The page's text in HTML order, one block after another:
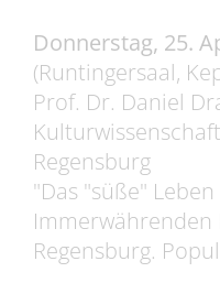
Donnerstag, 25.
(Runtingersaal,
Prof. Dr. Daniel
Regensburg
"Das "süße"
Immerwährenden
Regensburg.